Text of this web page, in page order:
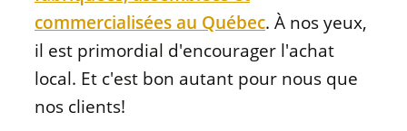
commercialisées au Québec. À nos yeux,
il est primordial d'encourager l'achat
local. Et c'est bon autant pour nous que
nos clients!